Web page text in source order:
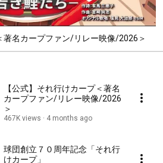
著名カープファン/リレー映像/2026＞
【公式】それ行けカープ＜著名
カープファン/リレー映像/2026
＞
467K views 4 months ago
球団創立７０周年記念「それ行
けカープ」